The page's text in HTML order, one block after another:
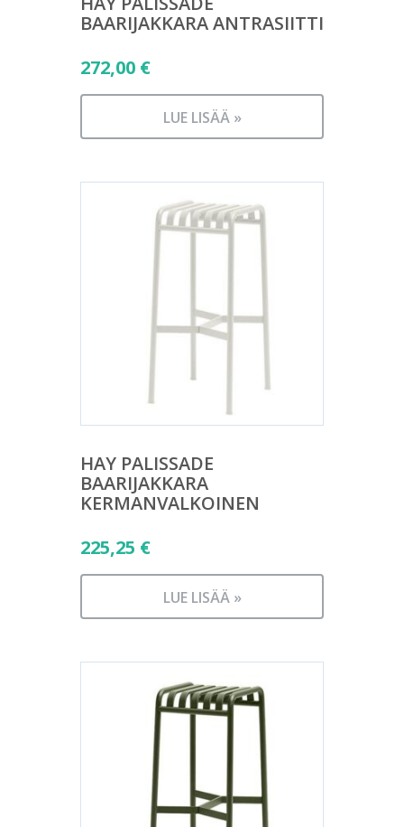
BAARIJAKKARA ANTRASIITTI
272,00 €
LUE LISÄÄ »
HAY PALISSADE
BAARIJAKKARA
KERMANVALKOINEN
225,25 €
LUE LISÄÄ »